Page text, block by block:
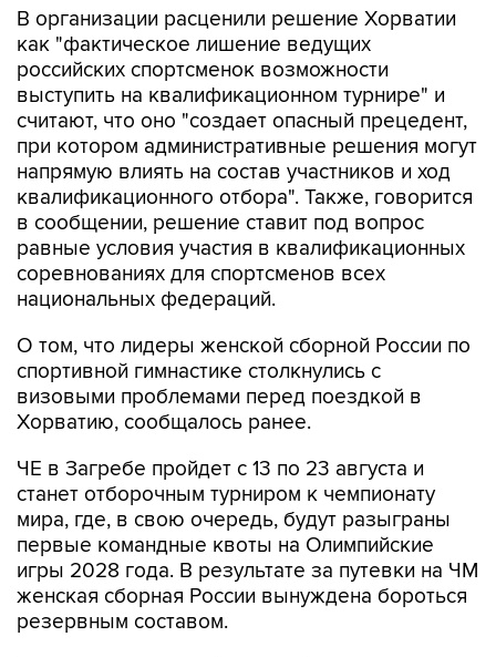
российских спортсменок возможности
выступить на квалификационном турнире" и
считают, что оно "создает опасный прецедент,
при котором административные решения могут
напрямую влиять на состав участников и ход
квалификационного отбора". Также, говорится
в сообщении, решение ставит под вопрос
равные условия участия в квалификационных
соревнованиях для спортсменов всех
национальных федераций.
О том, что лидеры женской сборной России по
визовыми проблемами перед поездкой в
Хорватию, сообщалось ранее.
ЧЕ в Загребе пройдет с 13 по 23 августа и
мира, где, в свою очередь, будут разыграны
первые командные квоты на Олимпийские
игры 2028 года. В результате за путевки на ЧМ
женская сборная России вынуждена бороться
резервным составом.
спортивная гимнастика Хорватия